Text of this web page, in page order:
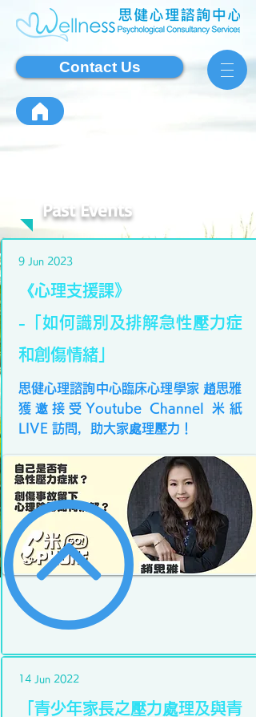
Contact Us
Past Events
9 Jun 2023
《心理支援課》
-「如何識別及排解急性壓力症
和創傷情緒」
思健心理諮詢中心臨床心理學家 趙思雅
獲邀接受Youtube Channel 米紙
LIVE 訪問，助大家處理壓力！
14 Jun 2022
「青少年家長之壓力處理及與青